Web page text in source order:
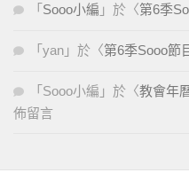
「 Sooo小編 」於〈第6季
「 yan 」於〈第6季Sooo節
「 Sooo小編 」於〈教會年
佈留言